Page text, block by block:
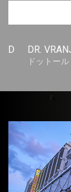
D DR.
ドットー